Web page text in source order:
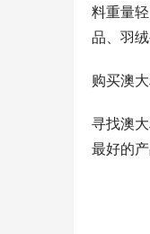
料重量
品、羽
购买澳
寻找澳
最好的